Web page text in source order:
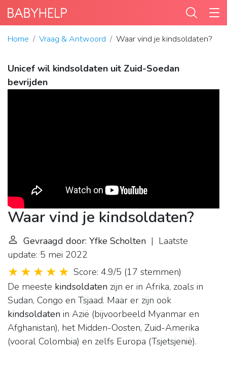
Home Vraag & Antwoord Waar vind je kindsoldaten?
Unicef wil kindsoldaten uit Zuid-Soedan
bevrijden
Waar vind je kindsoldaten?
Gevraagd door: Yfke Scholten | Laatste
update: 5 mei 2022
Score: 4.9/5 (17 stemmen)
De meeste kindsoldaten zijn er in Afrika, zoals in
Sudan, Congo en Tsjaad. Maar er zijn ook
kindsoldaten in Azië (bijvoorbeeld Myanmar en
Afghanistan), het Midden-Oosten, Zuid-Amerika
(vooral Colombia) en zelfs Europa (Tsjetsjenië).